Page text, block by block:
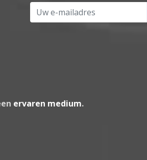
Uw e-mailadres
ervaren medium.